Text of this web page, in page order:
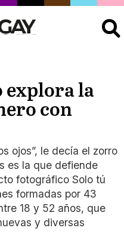
explora la
con
ojos”, le decía el zorro
es la que defiende
fotográfico Solo tú
formadas por 43
18 y 52 años, que
y diversas